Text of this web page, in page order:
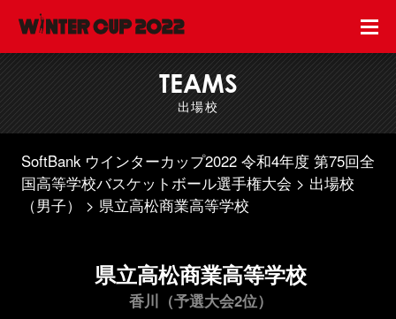
TEAMS
出場校
SoftBank ウインターカップ2022 令和4年度 第75回全
国高等学校バスケットボール選手権大会
出場校
（男子）
県立高松商業高等学校
県立高松商業高等学校
香川（予選大会2位）